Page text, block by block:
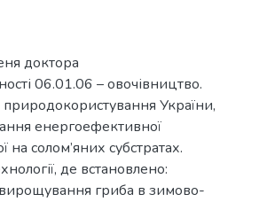
доктора
06.01.06 – овочівництво.
природокористування України,
енергоефективної
на солом’яних субстратах.
де встановлено:
гриба в зимово-